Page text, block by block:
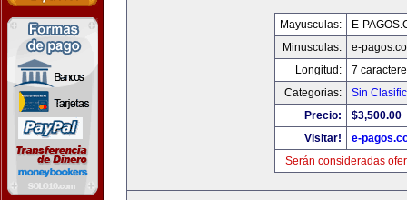
Mayusculas:
E-
Minusculas:
e-
Longitud:
7
Categorias:
Sin
Precio:
$3,500.00
Visitar!
e-
Serán consideradas